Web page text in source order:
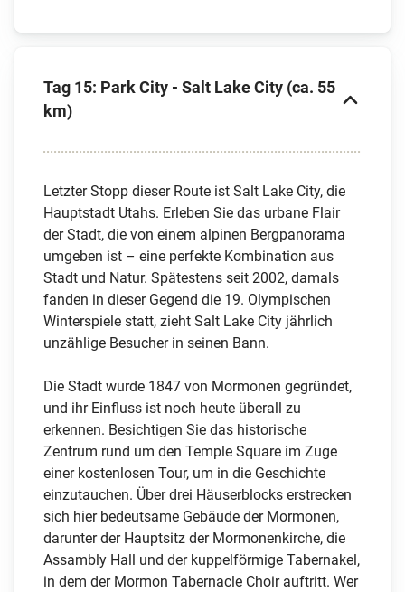
Tag 15: Park City - Salt Lake City (ca. 55
km)
Letzter Stopp dieser Route ist Salt Lake City, die
Hauptstadt Utahs. Erleben Sie das urbane Flair
der Stadt, die von einem alpinen Bergpanorama
umgeben ist – eine perfekte Kombination aus
Stadt und Natur. Spätestens seit 2002, damals
fanden in dieser Gegend die 19. Olympischen
Winterspiele statt, zieht Salt Lake City jährlich
unzählige Besucher in seinen Bann.
Die Stadt wurde 1847 von Mormonen gegründet,
und ihr Einfluss ist noch heute überall zu
erkennen. Besichtigen Sie das historische
Zentrum rund um den Temple Square im Zuge
einer kostenlosen Tour, um in die Geschichte
einzutauchen. Über drei Häuserblocks erstrecken
sich hier bedeutsame Gebäude der Mormonen,
darunter der Hauptsitz der Mormonenkirche, die
Assambly Hall und der kuppelförmige Tabernakel,
in dem der Mormon Tabernacle Choir auftritt. Wer